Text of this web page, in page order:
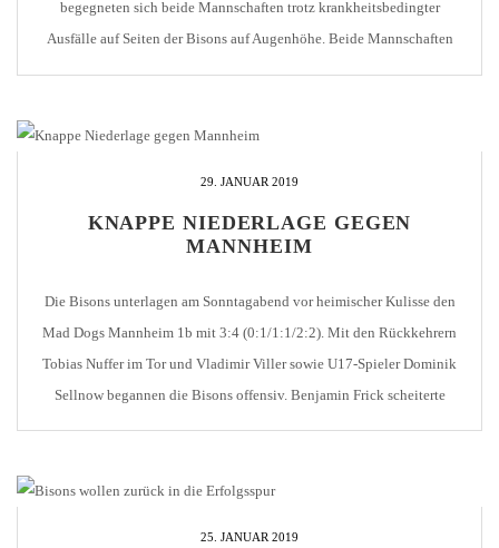
begegneten sich beide Mannschaften trotz krankheitsbedingter
Ausfälle auf Seiten der Bisons auf Augenhöhe. Beide Mannschaften
Esslingen […]
29. JANUAR 2019
KNAPPE NIEDERLAGE GEGEN
MANNHEIM
Die Bisons unterlagen am Sonntagabend vor heimischer Kulisse den
Mad Dogs Mannheim 1b mit 3:4 (0:1/1:1/2:2). Mit den Rückkehrern
Tobias Nuffer im Tor und Vladimir Viller sowie U17-Spieler Dominik
Sellnow begannen die Bisons offensiv. Benjamin Frick scheiterte
25. JANUAR 2019